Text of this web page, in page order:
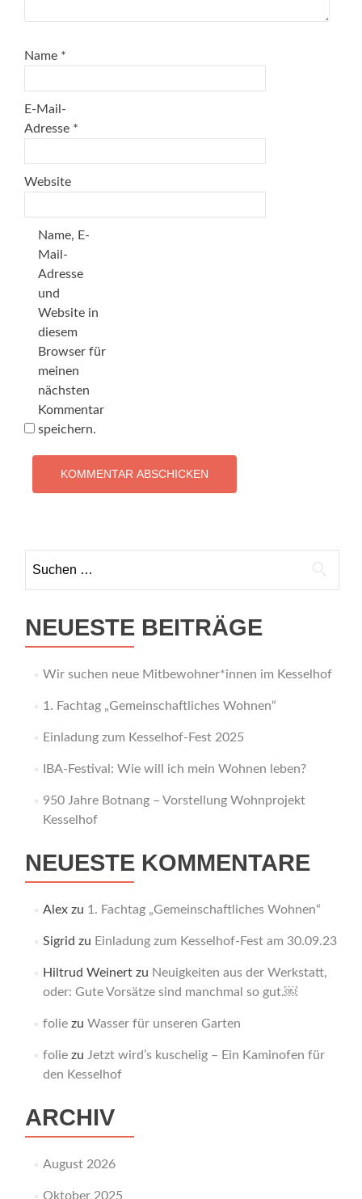
Name *
E-Mail-
Adresse *
Website
Name, E-
Mail-
Adresse
und
Website in
diesem
Browser für
meinen
nächsten
Kommentar
speichern.
nach:
NEUESTE BEITRÄGE
Wir suchen neue Mitbewohner*innen im Kesselhof
1. Fachtag „Gemeinschaftliches Wohnen“
Einladung zum Kesselhof-Fest 2025
IBA-Festival: Wie will ich mein Wohnen leben?
950 Jahre Botnang – Vorstellung Wohnprojekt
Kesselhof
NEUESTE KOMMENTARE
Alexzu 1. Fachtag „Gemeinschaftliches Wohnen“
Sigrid zu Einladung zum Kesselhof-Fest am 30.09.23
Hiltrud Weinertzu Neuigkeiten aus der Werkstatt,
oder: Gute Vorsätze sind manchmal so gut.￼
foliezu Wasser für unseren Garten
foliezu Jetzt wird’s kuschelig – Ein Kaminofen für
den Kesselhof
ARCHIV
August 2026
Oktober 2025